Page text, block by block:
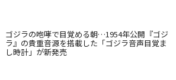
ゴジラの咆哮で目覚める朝…1954年公開『ゴジ
ラ』の貴重音源を搭載した「ゴジラ音声目覚ま
し時計」が新発売